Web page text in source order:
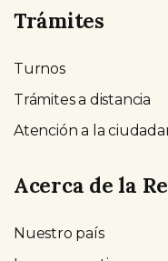
Trámites
Turnos
Trámites a distancia
Atención a la
Acerca de la
Nuestro país